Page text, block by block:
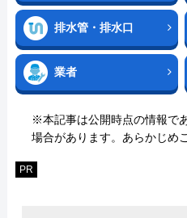
排水管・排水口
業者
※本記事は公開時点の情報で
場合があります。あらかじめ
PR